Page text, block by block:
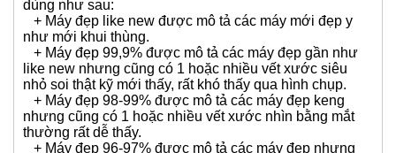
+ Máy đẹp like new được mô tả các máy mới đẹp y
như mới khui thùng.
+ Máy đẹp 99,9% được mô tả các máy đẹp gần như
like new nhưng cũng có 1 hoặc nhiều vết xước siêu
nhỏ soi thật kỹ mới thấy, rất khó thấy qua hình chụp.
+ Máy đẹp 98-99% được mô tả các máy đẹp keng
nhưng cũng có 1 hoặc nhiều vết xước nhìn bằng mắt
thường rất dễ thấy.
+ Máy đẹp 96-97% được mô tả các máy đẹp nhưng